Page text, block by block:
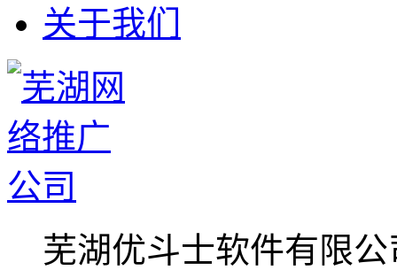
关于我们
芜湖优斗士软件有限公